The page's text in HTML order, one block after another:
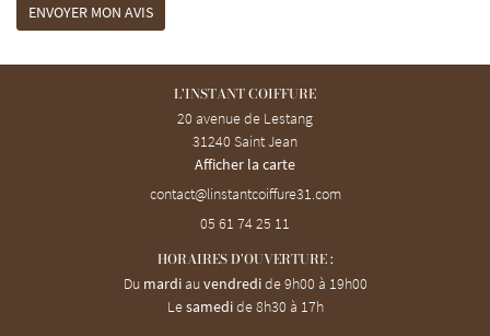
ENVOYER MON AVIS
L'INSTANT COIFFURE
20 avenue de Lestang
31240 Saint Jean
Afficher la carte
05 61 74 25 11
HORAIRES D'OUVERTURE :
Du mardiauvendredide 9h00 à 19h00
Lesamedide 8h30 à 17h